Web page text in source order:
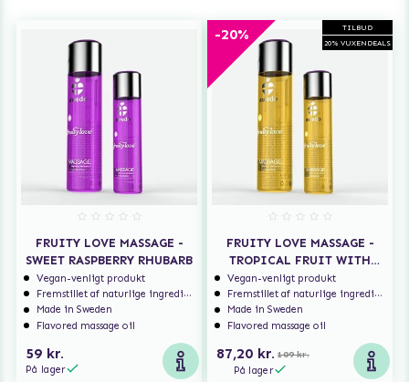
FRUITY LOVE MASSAGE -
SWEET RASPBERRY RHUBARB
Vegan-venligt produkt
Fremstillet af naturlige ingredienser
Made in Sweden
Flavored massage oil
59 kr.
På lager
TILBUD
20% VUXENDEALS
-20%
FRUITY LOVE MASSAGE -
TROPICAL FRUIT WITH
HONEY
Vegan-venligt produkt
Fremstillet af naturlige ingredienser
Made in Sweden
Flavored massage oil
87,20 kr. 109 kr.
På lager